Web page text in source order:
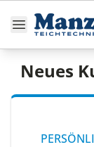
Neues